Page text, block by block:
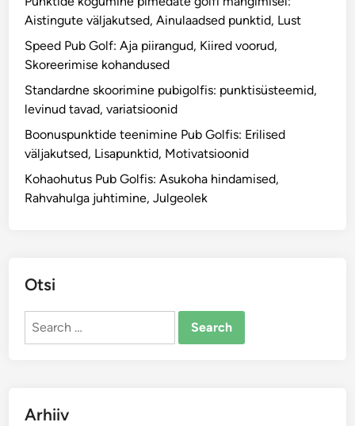
Aistingute väljakutsed, Ainulaadsed punktid, Lust
Speed Pub Golf: Aja piirangud, Kiired voorud,
Skoreerimise kohandused
Standardne skoorimine pubigolfis: punktisüsteemid,
levinud tavad, variatsioonid
Boonuspunktide teenimine Pub Golfis: Erilised
väljakutsed, Lisapunktid, Motivatsioonid
Kohaohutus Pub Golfis: Asukoha hindamised,
Rahvahulga juhtimine, Julgeolek
Otsi
Search
Arhiiv